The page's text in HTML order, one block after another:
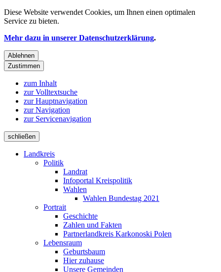
Diese Website verwendet Cookies, um Ihnen einen optimalen
Service zu bieten.
Mehr dazu in unserer Datenschutzerklärung.
Ablehnen
Zustimmen
zum Inhalt
zur Volltextsuche
zur Hauptnavigation
zur Navigation
zur Servicenavigation
schließen
Landkreis
Politik
Landrat
Infoportal Kreispolitik
Wahlen
Wahlen Bundestag 2021
Portrait
Geschichte
Zahlen und Fakten
Partnerlandkreis Karkonoski Polen
Lebensraum
Geburtsbaum
Hier zuhause
Unsere Gemeinden